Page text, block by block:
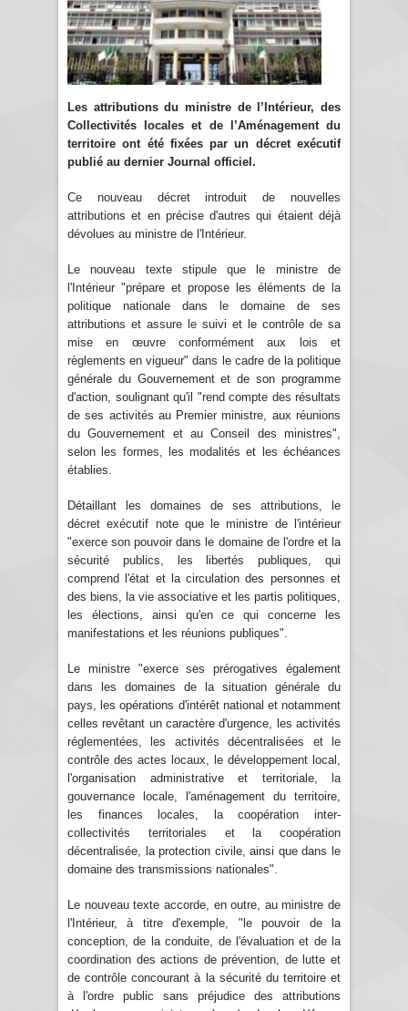
Les attributions du ministre de l’Intérieur, des
Collectivités locales et de l’Aménagement du
territoire ont été fixées par un décret exécutif
publié au dernier Journal officiel.
Ce nouveau décret introduit de nouvelles
attributions et en précise d'autres qui étaient déjà
dévolues au ministre de l'Intérieur.
Le nouveau texte stipule que le ministre de
l'Intérieur "prépare et propose les éléments de la
politique nationale dans le domaine de ses
attributions et assure le suivi et le contrôle de sa
mise en œuvre conformément aux lois et
règlements en vigueur" dans le cadre de la politique
générale du Gouvernement et de son programme
d'action, soulignant qu'il "rend compte des résultats
de ses activités au Premier ministre, aux réunions
du Gouvernement et au Conseil des ministres",
selon les formes, les modalités et les échéances
établies.
Détaillant les domaines de ses attributions, le
décret exécutif note que le ministre de l'intérieur
"exerce son pouvoir dans le domaine de l'ordre et la
sécurité publics, les libertés publiques, qui
comprend l'état et la circulation des personnes et
des biens, la vie associative et les partis politiques,
les élections, ainsi qu'en ce qui concerne les
manifestations et les réunions publiques".
Le ministre "exerce ses prérogatives également
dans les domaines de la situation générale du
pays, les opérations d'intérêt national et notamment
celles revêtant un caractère d'urgence, les activités
réglementées, les activités décentralisées et le
contrôle des actes locaux, le développement local,
l'organisation administrative et territoriale, la
gouvernance locale, l'aménagement du territoire,
les finances locales, la coopération inter-
collectivités territoriales et la coopération
décentralisée, la protection civile, ainsi que dans le
domaine des transmissions nationales".
Le nouveau texte accorde, en outre, au ministre de
l'Intérieur, à titre d'exemple, "le pouvoir de la
conception, de la conduite, de l'évaluation et de la
coordination des actions de prévention, de lutte et
de contrôle concourant à la sécurité du territoire et
à l'ordre public sans préjudice des attributions